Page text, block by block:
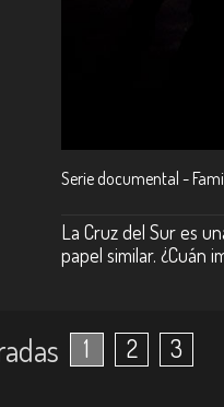
Serie documental -
La Cruz del Sur es
papel similar. ¿Cuán
1 2 3